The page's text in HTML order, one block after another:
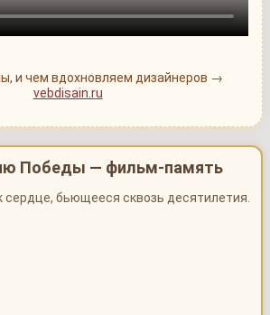
и чем вдохновляем дизайнеров →
vebdisain.ru
Победы — фильм-память
бьющееся сквозь десятилетия.